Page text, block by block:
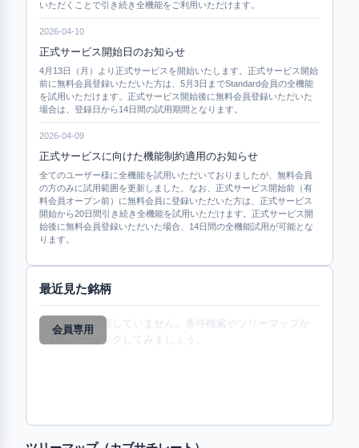
いただくことで引き続き全機能をご利用いただけます。
2026-04-10
正式サービス開始日のお知らせ
4月13日（月）より正式サービスを開始いたします。正式サービス開始
前に無料会員登録いただいた方は、5月3日までStandard会員の全機能
を試用いただけます。正式サービス開始後に無料会員登録いただいた
場合は、登録日から14日間の試用期間となります。
2026-04-09
正式サービスに向けた機能制約適用のお知らせ
全てのユーザー様に全機能を試用いただいておりましたが、無料会員
の方のみに試用範囲を更新しました。なお、正式サービス開始前（有
料会員オープン前）に無料会員に登録いただいた方は、正式サービス
開始から20日間引き続き全機能を試用いただけます。正式サービス開
始後に無料会員登録いただいた場合、14日間の全機能試用が可能とな
ります。
最近見た銘柄
会員専用
まだ銘柄を閲覧していません。条件検索やツリーマップか
ら銘柄をチェックしてみましょう。